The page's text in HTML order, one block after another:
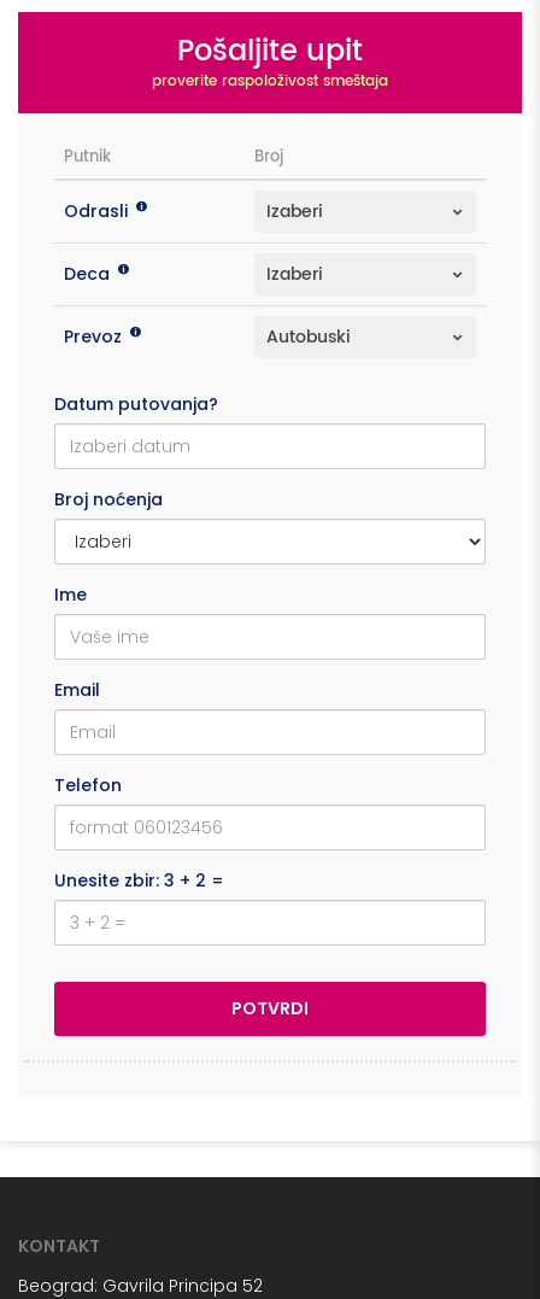
Pošaljite upit
proverite raspoloživost smeštaja
Putnik Broj
Odrasli
Deca
Prevoz
Datum putovanja?
Broj noćenja
Ime
Email
Telefon
Unesite zbir: 3 + 2 =
KONTAKT
Beograd: Gavrila Principa 52